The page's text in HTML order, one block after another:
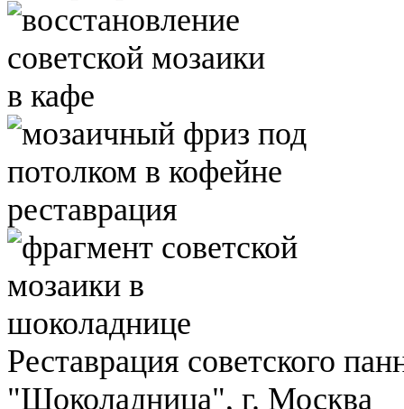
Реставрация советского
"Шоколадница", г. Москва